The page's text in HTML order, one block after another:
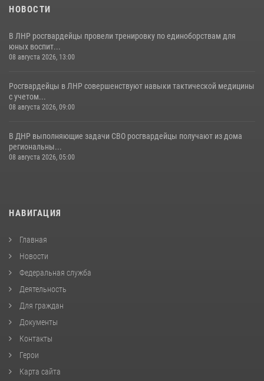
НОВОСТИ
В ЛНР росгвардейцы провели тренировку по единоборствам для
юных воспит...
08 августа 2026, 13:00
Росгвардейцы в ЛНР совершенствуют навыки тактической медицины
с учетом...
08 августа 2026, 09:00
В ДНР выполняющие задачи СВО росгвардейцы получают из дома
региональны...
08 августа 2026, 05:00
НАВИГАЦИЯ
Главная
Новости
Федеральная служба
Деятельность
Для граждан
Документы
Контакты
Герои
Карта сайта